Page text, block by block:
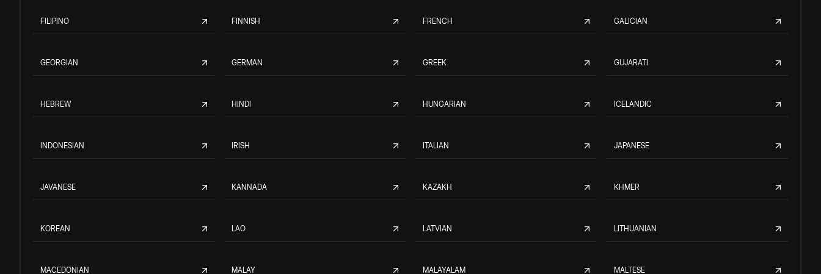
FILIPINO FINNISH FRENCH GALICIAN
GEORGIAN GERMAN GREEK GUJARATI
HEBREW HINDI HUNGARIAN ICELANDIC
INDONESIAN IRISH ITALIAN JAPANESE
JAVANESE KANNADA KAZAKH KHMER
KOREAN LAO LATVIAN LITHUANIAN
MACEDONIAN MALAY MALAYALAM MALTESE